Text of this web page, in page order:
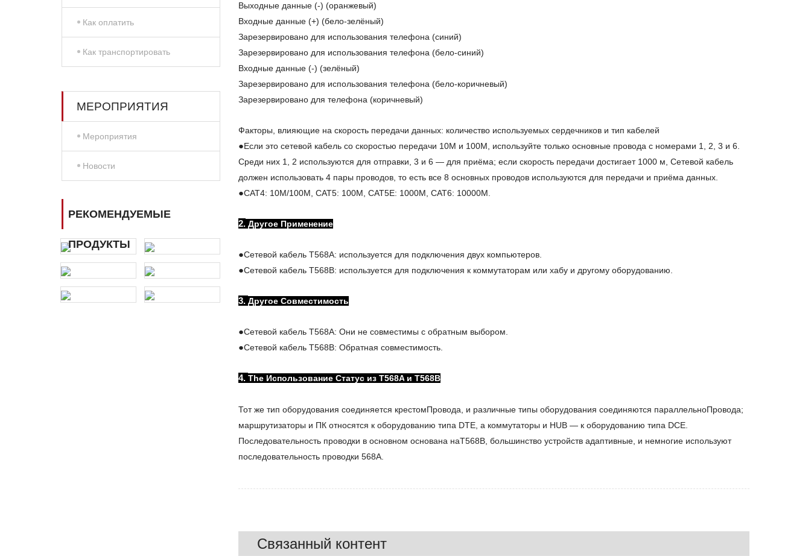
Как оплатить
Как транспортировать
МЕРОПРИЯТИЯ
Мероприятия
Новости
РЕКОМЕНДУЕМЫЕ
ПРОДУКТЫ
Выходные данные (-) (оранжевый)
Входные данные (+) (бело-зелёный)
Зарезервировано для использования телефона (синий)
Зарезервировано для использования телефона (бело-синий)
Входные данные (-) (зелёный)
Зарезервировано для использования телефона (бело-коричневый)
Зарезервировано для телефона (коричневый)
Факторы, влияющие на скорость передачи данных: количество используемых сердечников и тип кабелей
●Если это сетевой кабель со скоростью передачи 10M и 100M, используйте только основные провода с номерами 1, 2, 3 и 6.
Среди них 1, 2 используются для отправки, 3 и 6 — для приёма; если скорость передачи достигает 1000 м, Сетевой кабель
должен использовать 4 пары проводов, то есть все 8 основных проводов используются для передачи и приёма данных.
●CAT4: 10M/100M, CAT5: 100M, CAT5E: 1000M, CAT6: 10000M.
2. Другое Применение
●Сетевой кабель T568A: используется для подключения двух компьютеров.
●Сетевой кабель T568B: используется для подключения к коммутаторам или хабу и другому оборудованию.
3. Другое Совместимость
●Сетевой кабель T568A: Они не совместимы с обратным выбором.
●Сетевой кабель T568B: Обратная совместимость.
4. The Использование Статус из T568A и T568B
Тот же тип оборудования соединяется крестомПровода , и различные типы оборудования соединяются параллельноПровода;
маршрутизаторы и ПК относятся к оборудованию типа DTE, а коммутаторы и HUB — к оборудованию типа DCE.
Последовательность проводки в основном основана наT568B, большинство устройств адаптивные, и немногие используют
последовательность проводки 568A.
Связанный контент